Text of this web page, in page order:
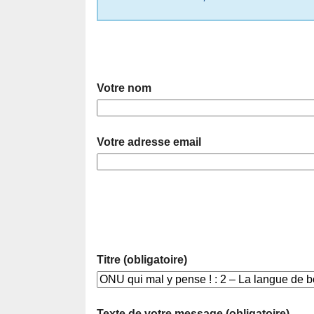
Votre nom
Votre adresse email
Titre (obligatoire)